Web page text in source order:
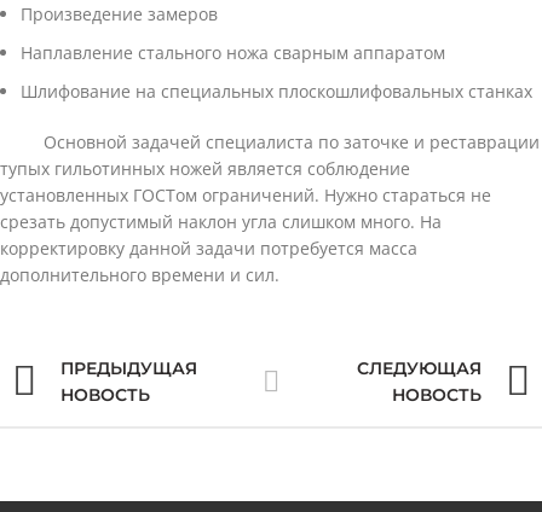
Произведение замеров
Наплавление стального ножа сварным аппаратом
Шлифование на специальных плоскошлифовальных станках
Основной задачей специалиста по заточке и реставрации
тупых гильотинных ножей является соблюдение
установленных ГОСТом ограничений. Нужно стараться не
срезать допустимый наклон угла слишком много. На
корректировку данной задачи потребуется масса
дополнительного времени и сил.
ПРЕДЫДУЩАЯ
НОВОСТЬ
СЛЕДУЮЩАЯ
НОВОСТЬ